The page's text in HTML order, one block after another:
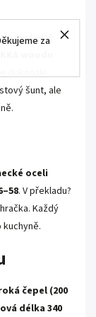
za
i pekelně
woodu
šunt, ale
oceli
. V překladu?
Každý
čepel (200
délka 340